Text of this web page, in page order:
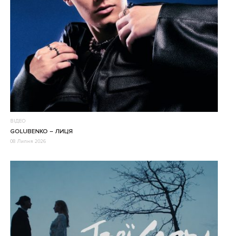
ВІДЕО
GOLUBENKO – ЛИЦЯ
08 Липня 2026